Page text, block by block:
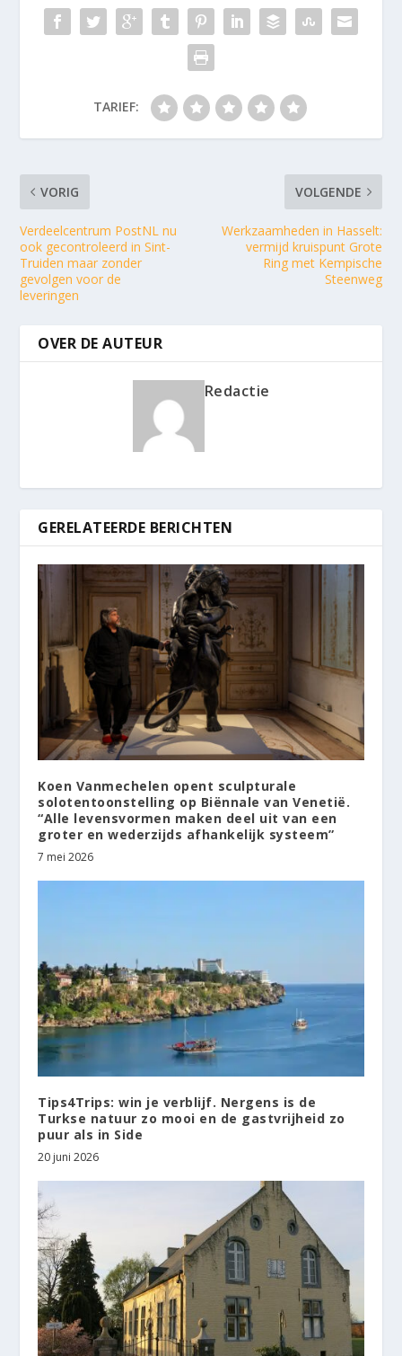
TARIEF:
VORIG
Verdeelcentrum PostNL nu
ook gecontroleerd in Sint-
Truiden maar zonder
gevolgen voor de
leveringen
VOLGENDE
Werkzaamheden in Hasselt:
vermijd kruispunt Grote
Ring met Kempische
Steenweg
OVER DE AUTEUR
Redactie
GERELATEERDE BERICHTEN
Koen Vanmechelen opent sculpturale
solotentoonstelling op Biënnale van Venetië.
“Alle levensvormen maken deel uit van een
groter en wederzijds afhankelijk systeem”
7 mei 2026
Tips4Trips: win je verblijf. Nergens is de
Turkse natuur zo mooi en de gastvrijheid zo
puur als in Side
20 juni 2026